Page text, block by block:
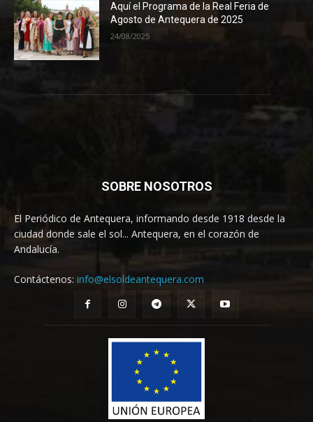
Aquí el Programa de la Real Feria de
Agosto de Antequera de 2025
24/08/2025
SOBRE NOSOTROS
El Periódico de Antequera, informando desde 1918 desde la
ciudad donde sale el sol... Antequera, en el corazón de
Andalucía.
Contáctenos: info@elsoldeantequera.com